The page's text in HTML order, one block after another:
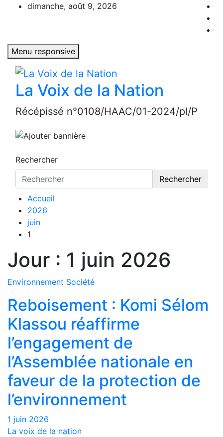
dimanche, août 9, 2026
Menu responsive
La Voix de la Nation
Récépissé n°0108/HAAC/01-2024/pl/P
Rechercher
Rechercher
Accueil
2026
juin
1
Jour : 1 juin 2026
Environnement Société
Reboisement : Komi Sélom
Klassou réaffirme
l’engagement de
l’Assemblée nationale en
faveur de la protection de
l’environnement
1 juin 2026
La voix de la nation